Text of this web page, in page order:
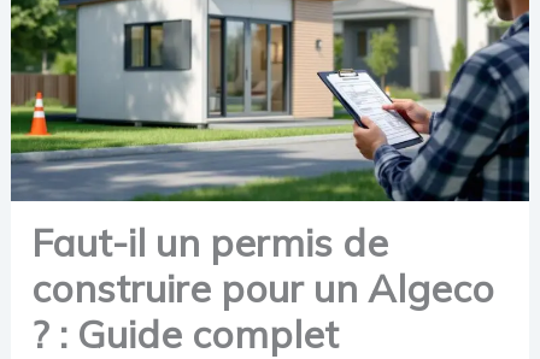
Faut-il un permis de
construire pour un Algeco
? : Guide complet